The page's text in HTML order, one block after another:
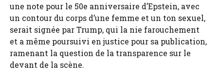
une note pour le 50e anniversaire d’Epstein, avec
un contour du corps d’une femme et un ton sexuel,
serait signée par Trump, qui la nie farouchement
et a même poursuivi en justice pour sa publication,
ramenant la question de la transparence sur le
devant de la scène.